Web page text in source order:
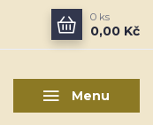
Menu
0 ks
0,00 Kč